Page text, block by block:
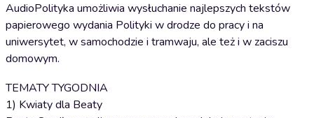
AudioPolityka umożliwia wysłuchanie najlepszych tekstów
papierowego wydania Polityki w drodze do pracy i na
uniwersytet, w samochodzie i tramwaju, ale też i w zaciszu
domowym.
TEMATY TYGODNIA
1) Kwiaty dla Beaty